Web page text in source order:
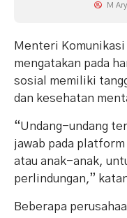
M
Menteri
mengatakan pada
sosial memiliki
dan kesehatan
“Undang-undang
jawab pada
atau anak-anak,
perlindungan,”
Beberapa